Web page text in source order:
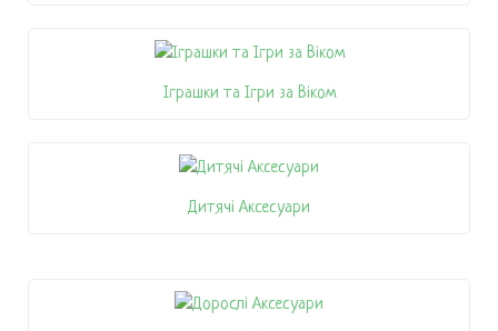
Іграшки та Ігри за Віком
Дитячі Аксесуари